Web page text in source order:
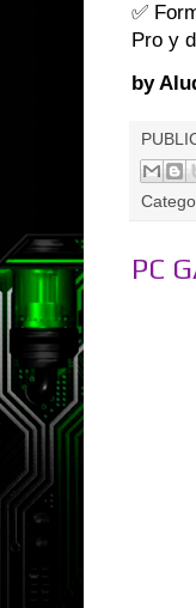
✅
Pro y
by
PC